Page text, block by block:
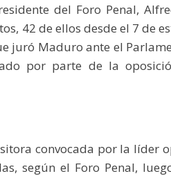
del Foro Penal,
42 de ellos desde el 7 de
juró Maduro ante el
por parte de la
convocada por la líder
según el Foro Penal,